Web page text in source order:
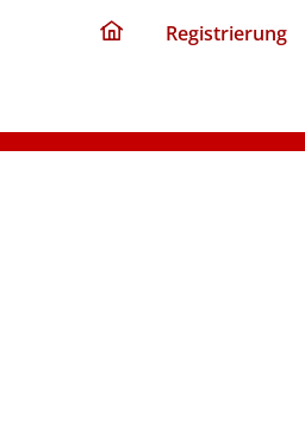
Registrierung